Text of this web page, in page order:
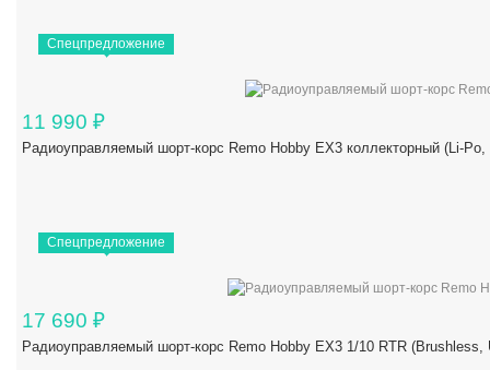
Спецпредложение
11 990 ₽
Радиоуправляемый шорт-корс Remo Hobby EX3 коллекторный (Li-
Спецпредложение
17 690 ₽
Радиоуправляемый шорт-корс Remo Hobby EX3 1/10 RTR